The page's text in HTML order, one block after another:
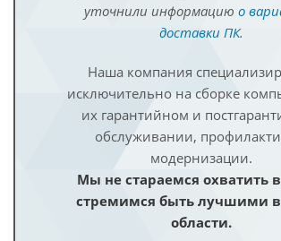
уточнили информацию о
доставки ПК.
Наша компания
исключительно на сборке
их гарантийном и
обслуживании,
модернизации.
Мы не стараемся охватить
стремимся быть лучшими в
области.